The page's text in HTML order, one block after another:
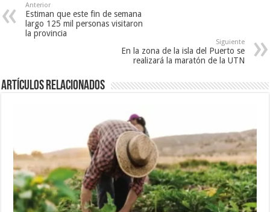
Anterior
Estiman que este fin de semana
largo 125 mil personas visitaron
la provincia
Siguiente
En la zona de la isla del Puerto se
realizará la maratón de la UTN
Artículos Relacionados